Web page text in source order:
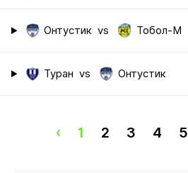
Онтустик vs Тобол-М
Туран vs Онтустик
‹ 1 2 3 4 5